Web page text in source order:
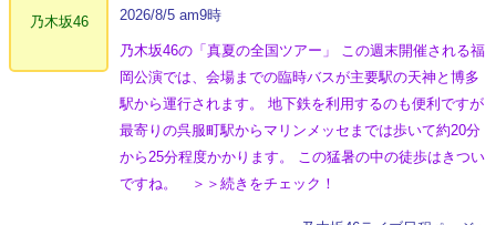
乃木坂46 2026/8/5 am9時
乃木坂46の「真夏の全国ツアー」 この週末開催される福
岡公演では、会場までの臨時バスが主要駅の天神と博多
駅から運行されます。 地下鉄を利用するのも便利ですが
最寄りの呉服町駅からマリンメッセまでは歩いて約20分
から25分程度かかります。 この猛暑の中の徒歩はきつい
ですね。 ＞＞続きをチェック！